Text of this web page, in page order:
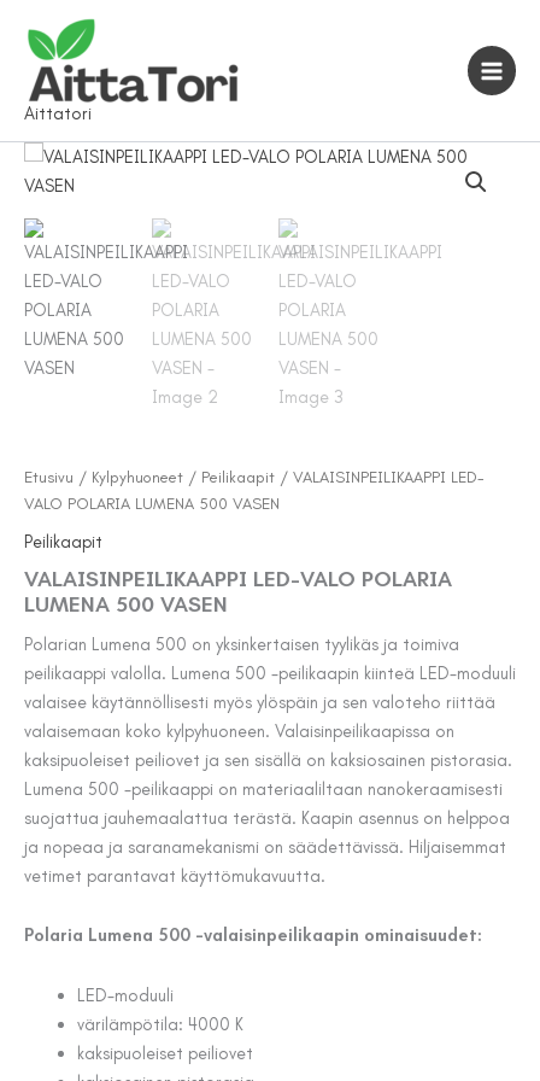
sisältöön
Aittatori
Etusivu / Kylpyhuoneet / Peilikaapit / VALAISINPEILIKAAPPI LED-
VALO POLARIA LUMENA 500 VASEN
Peilikaapit
VALAISINPEILIKAAPPI LED-VALO POLARIA
LUMENA 500 VASEN
Polarian Lumena 500 on yksinkertaisen tyylikäs ja toimiva
peilikaappi valolla. Lumena 500 -peilikaapin kiinteä LED-moduuli
valaisee käytännöllisesti myös ylöspäin ja sen valoteho riittää
valaisemaan koko kylpyhuoneen. Valaisinpeilikaapissa on
kaksipuoleiset peiliovet ja sen sisällä on kaksiosainen pistorasia.
Lumena 500 -peilikaappi on materiaaliltaan nanokeraamisesti
suojattua jauhemaalattua terästä. Kaapin asennus on helppoa
ja nopeaa ja saranamekanismi on säädettävissä. Hiljaisemmat
vetimet parantavat käyttömukavuutta.
Polaria Lumena 500 -valaisinpeilikaapin ominaisuudet:
LED-moduuli
värilämpötila: 4000 K
kaksipuoleiset peiliovet